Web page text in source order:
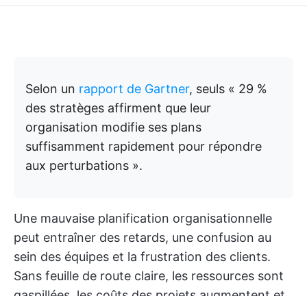
Selon un rapport de Gartner, seuls « 29 %
des stratèges affirment que leur
organisation modifie ses plans
suffisamment rapidement pour répondre
aux perturbations ».
Une mauvaise planification organisationnelle
peut entraîner des retards, une confusion au
sein des équipes et la frustration des clients.
Sans feuille de route claire, les ressources sont